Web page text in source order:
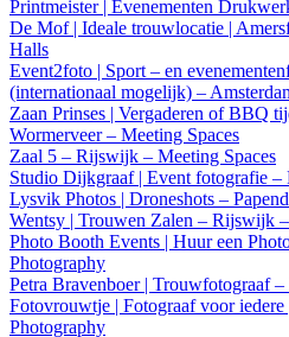
Printmeister | Evenementen
De Mof | Ideale trouwlocatie |
Halls
Event2foto | Sport – en
(internationaal mogelijk) –
Zaan Prinses | Vergaderen of BBQ
Wormerveer – Meeting Spaces
Zaal 5 – Rijswijk – Meeting Spaces
Studio Dijkgraaf | Event fotografie –
Lysvik Photos | Droneshots –
Wentsy | Trouwen Zalen – Rijswijk
Photo Booth Events | Huur een
Photography
Petra Bravenboer | Trouwfotograaf
Fotovrouwtje | Fotograaf voor
Photography